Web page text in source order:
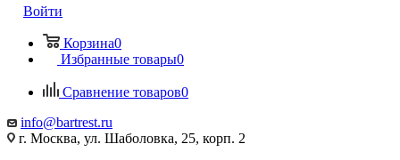
Войти
Корзина0
Избранные товары0
Сравнение товаров0
info@bartrest.ru
г. Москва, ул. Шаболовка, 25, корп. 2